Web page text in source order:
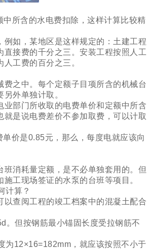
所含的水电费扣除，这样计算比较精
如，某地区是这样规定的：土建工程
接费的千分之三。安装工程按照人工
工费的百分之三。
之中。每个定额子目项所含的机械台
外单独计取。
部门所收取的电费单价和定额中所含
是说电费差价不参加取费，可以计取
价是0.85元，那么，每度电就应该向
消耗量定额，是不必单独套用的。但
工现场签证的水泵的台班等项目。
计算？
查阅工程的竣工档案中的混凝土配合
。但按钢筋最小锚固长度受拉钢筋不
为12×16=182mm，就应该按照不小于